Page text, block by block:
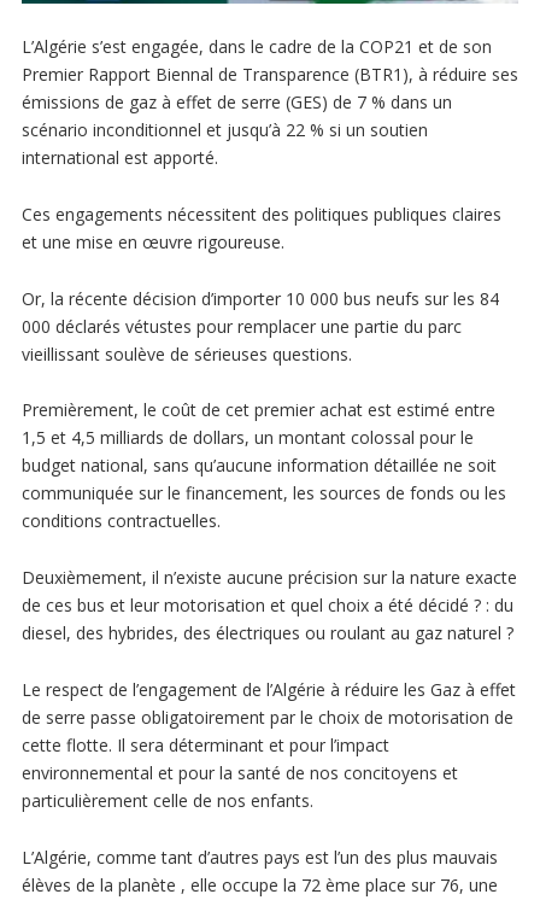
L’Algérie s’est engagée, dans le cadre de la COP21 et de son
Premier Rapport Biennal de Transparence (BTR1), à réduire ses
émissions de gaz à effet de serre (GES) de 7 % dans un
scénario inconditionnel et jusqu’à 22 % si un soutien
international est apporté.
Ces engagements nécessitent des politiques publiques claires
et une mise en œuvre rigoureuse.
Or, la récente décision d’importer 10 000 bus neufs sur les 84
000 déclarés vétustes pour remplacer une partie du parc
vieillissant soulève de sérieuses questions.
Premièrement, le coût de cet premier achat est estimé entre
1,5 et 4,5 milliards de dollars, un montant colossal pour le
budget national, sans qu’aucune information détaillée ne soit
communiquée sur le financement, les sources de fonds ou les
conditions contractuelles.
Deuxièmement, il n’existe aucune précision sur la nature exacte
de ces bus et leur motorisation et quel choix a été décidé ? : du
diesel, des hybrides, des électriques ou roulant au gaz naturel ?
Le respect de l’engagement de l’Algérie à réduire les Gaz à effet
de serre passe obligatoirement par le choix de motorisation de
cette flotte. Il sera déterminant et pour l’impact
environnemental et pour la santé de nos concitoyens et
particulièrement celle de nos enfants.
L’Algérie, comme tant d’autres pays est l’un des plus mauvais
élèves de la planète , elle occupe la 72 ème place sur 76, une